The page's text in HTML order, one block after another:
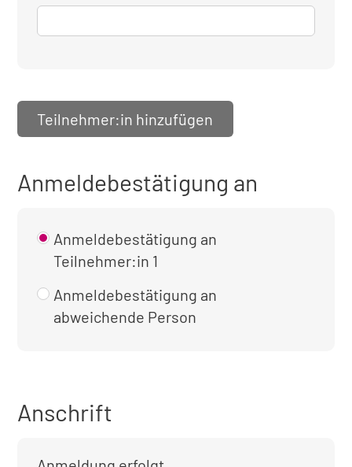
Teilnehmer:in hinzufügen
Anmeldebestätigung an
Anmeldebestätigung an
Teilnehmer:in 1
Anmeldebestätigung an
abweichende Person
Anschrift